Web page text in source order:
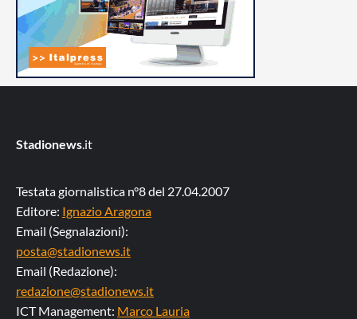
Stadionews.it
Testata giornalistica n°8 del 27.04.2007
Editore: Ignazio Aragona
Email (Segnalazioni):
posta@stadionews.it
Email (Redazione):
redazione@stadionews.it
ICT Management: Marco Lauria